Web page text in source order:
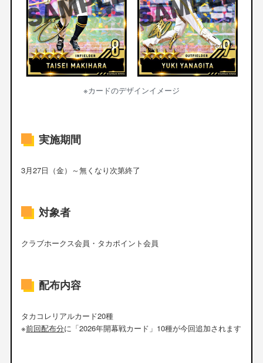
※カードのデザインイメージ
実施期間
3月27日（金）～無くなり次第終了
対象者
クラブホークス会員・タカポイント会員
配布内容
タカコレリアルカード20種
※前回配布分に「2026年開幕戦カード」10種が今回追加されます